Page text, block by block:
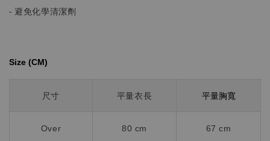
- 避免化學清潔劑
Size (CM)⁡⁡
尺寸 平量衣長 平量胸寬
Over 80 cm 67 cm